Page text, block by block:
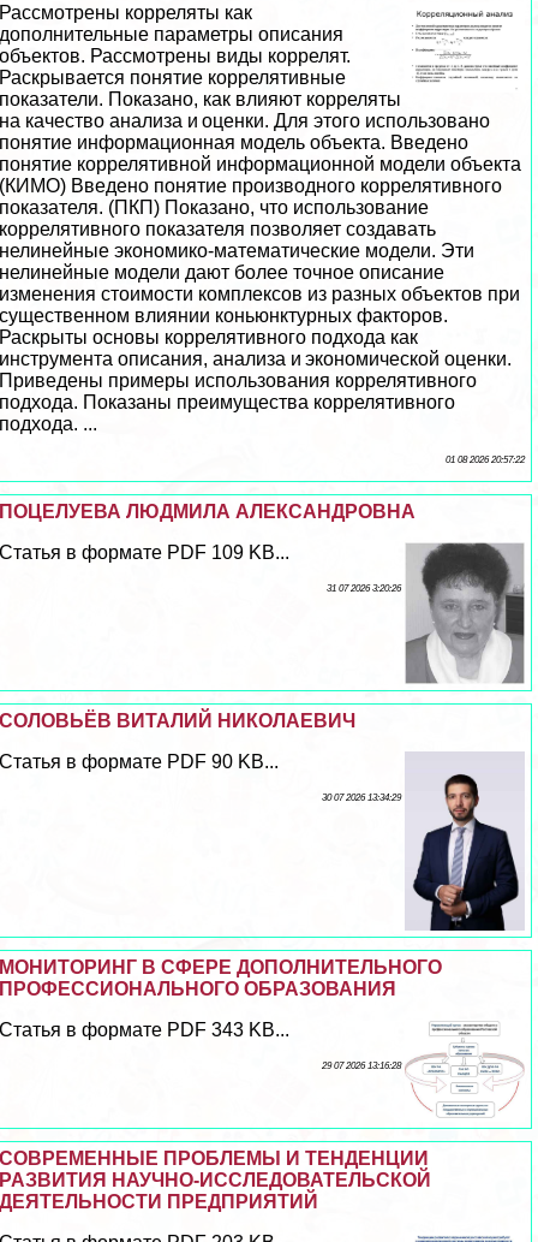
Рассмотрены корреляты как
дополнительные параметры описания
объектов. Рассмотрены виды коррелят.
Раскрывается понятие коррелятивные
показатели. Показано, как влияют корреляты
на качество анализа и оценки. Для этого использовано
понятие информационная модель объекта. Введено
понятие коррелятивной информационной модели объекта
(КИМО) Введено понятие производного коррелятивного
показателя. (ПКП) Показано, что использование
коррелятивного показателя позволяет создавать
нелинейные экономико-математические модели. Эти
нелинейные модели дают более точное описание
изменения стоимости комплексов из разных объектов при
существенном влиянии коньюнктурных факторов.
Раскрыты основы коррелятивного подхода как
инструмента описания, анализа и экономической оценки.
Приведены примеры использования коррелятивного
подхода. Показаны преимущества коррелятивного
подхода. ...
01 08 2026 20:57:22
ПОЦЕЛУЕВА ЛЮДМИЛА АЛЕКСАНДРОВНА
Статья в формате PDF 109 KB...
31 07 2026 3:20:26
СОЛОВЬЁВ ВИТАЛИЙ НИКОЛАЕВИЧ
Статья в формате PDF 90 KB...
30 07 2026 13:34:29
МОНИТОРИНГ В СФЕРЕ ДОПОЛНИТЕЛЬНОГО
ПРОФЕССИОНАЛЬНОГО ОБРАЗОВАНИЯ
Статья в формате PDF 343 KB...
29 07 2026 13:16:28
СОВРЕМЕННЫЕ ПРОБЛЕМЫ И ТЕНДЕНЦИИ
РАЗВИТИЯ НАУЧНО-ИССЛЕДОВАТЕЛЬСКОЙ
ДЕЯТЕЛЬНОСТИ ПРЕДПРИЯТИЙ